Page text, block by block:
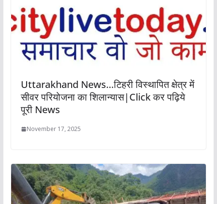
Uttarakhand News…टिहरी विस्थापित क्षेत्र में
सीवर परियोजना का शिलान्यास|Click कर पढ़िये
पूरी News
November 17, 2025